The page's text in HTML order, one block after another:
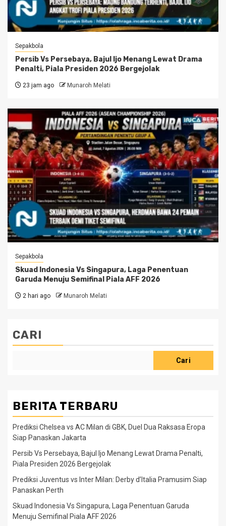
Sepakbola
Persib Vs Persebaya, Bajul Ijo Menang Lewat Drama
Penalti, Piala Presiden 2026 Bergejolak
23 jam ago Munaroh Melati
Sepakbola
Skuad Indonesia Vs Singapura, Laga Penentuan
Garuda Menuju Semifinal Piala AFF 2026
2 hari ago Munaroh Melati
CARI
Cari
BERITA TERBARU
Prediksi Chelsea vs AC Milan di GBK, Duel Dua Raksasa Eropa
Siap Panaskan Jakarta
Persib Vs Persebaya, Bajul Ijo Menang Lewat Drama Penalti,
Piala Presiden 2026 Bergejolak
Prediksi Juventus vs Inter Milan: Derby d’Italia Pramusim Siap
Panaskan Perth
Skuad Indonesia Vs Singapura, Laga Penentuan Garuda
Menuju Semifinal Piala AFF 2026